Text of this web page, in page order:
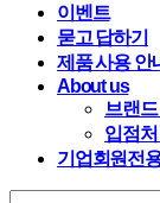
이벤트
묻고 답하기
제품 사용 안
About us
브랜드
입점처
기업회원전